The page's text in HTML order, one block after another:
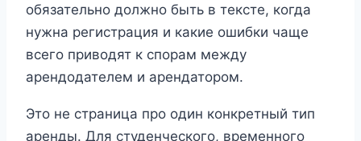
обязательно должно быть в тексте, когда
нужна регистрация и какие ошибки чаще
всего приводят к спорам между
арендодателем и арендатором.
Это не страница про один конкретный тип
аренды. Для студенческого, временного